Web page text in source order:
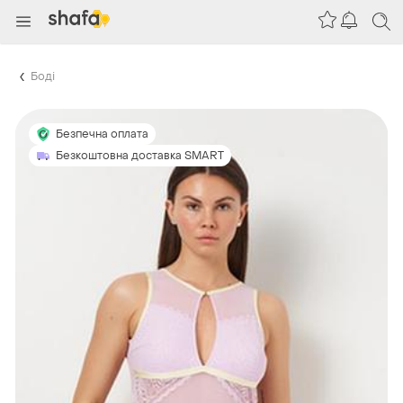
Боді
Безпечна оплата
Безкоштовна доставка SMART